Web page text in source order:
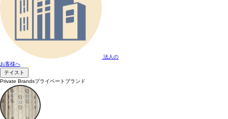
法人の
お客様へ
テイスト
Private Brandsプライベートブランド